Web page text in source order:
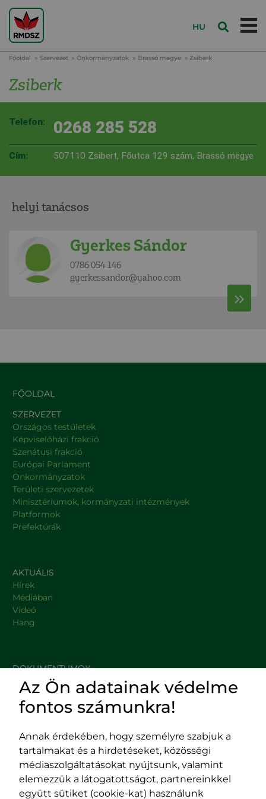
HU
Főoldal Szervezet Önkormányzatok Brassó megye Zsiberk
Zsiberk
Telefon: 0268 285 528
Cím: 507110 Zsibert, Főutca 129 szám, Brassó megye
helyi tanácsos
Gyerkes Sándor
0786 054 146
gyerkessandor@yahoo.com
FŐOLDAL
SZERVEZET
Országos testületek
Képviselőházi frakció
Szenátusi frakció
Európai Parlament
Önkormányzatok
Területi szervezetek
Minisztériumok, kormányzati intézmények
Platformok
Prefektúrák
AKTUÁLIS
Hírek
Médiában
Videó
Hang
DOKUMENTUMOK
HASZNOS LINKEK
Impresszum
Adatvédelmi szabályzat
EPP program
Az Ön adatainak védelme
fontos számunkra!
Annak érdekében, hogy személyre szabjuk a
tartalmakat és a hirdetéseket, közösségi
médiaszolgáltatásokat nyújtsunk, valamint
elemezzük a látogatottságot, partnereinkkel
együtt sütiket (cookie-kat) használunk